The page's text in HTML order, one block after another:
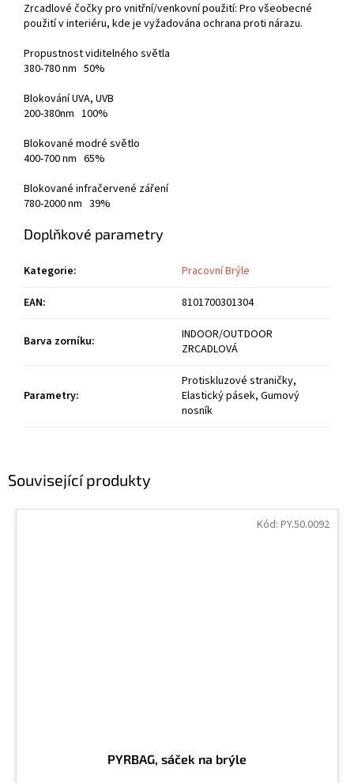
Související produkty
PYRBAG, sáček na brýle
Kód: PY.50.0092
Zrcadlové čočky pro vnitřní/venkovní použití: Pro všeobecné
použití v interiéru, kde je vyžadována ochrana proti nárazu.
Propustnost viditelného světla
380-780 nm 50%
Blokování UVA, UVB
200-380nm 100%
Blokované modré světlo
400-700 nm 65%
Blokované infračervené záření
780-2000 nm 39%
Doplňkové parametry
Kategorie:
Pracovní Brýle
EAN: 8101700301304
Barva zorníku:
INDOOR/OUTDOOR
ZRCADLOVÁ
Parametry:
Protiskluzové straničky,
Elastický pásek, Gumový
nosník